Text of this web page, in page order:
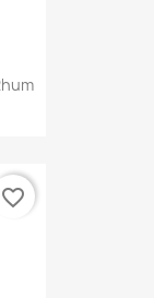
favorite_border